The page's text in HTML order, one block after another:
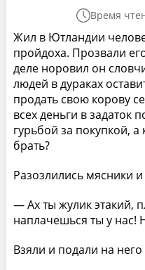
Время
Жил в Ютландии
пройдоха. Прозвали
деле норовил он
людей в дураках
продать свою корову
всех деньги в задаток
гурьбой за покупкой,
брать?
Разозлились мясники
— Ах ты жулик этакий,
наплачешься ты у нас!
Взяли и подали на него